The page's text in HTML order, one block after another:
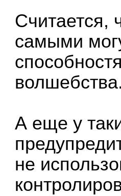
Считается,
самыми
волшебства.
А еще у
не